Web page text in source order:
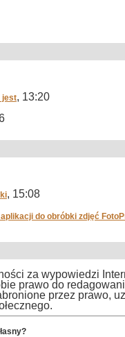
jest, 13:20
, 15:08
do obróbki zdjęć
za wypowiedzi
prawo do
przez prawo,